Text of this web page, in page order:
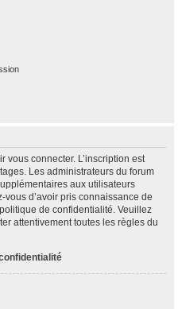
vous connecter. L’inscription est
Les administrateurs du forum
aux utilisateurs
d’avoir pris connaissance de
de confidentialité. Veuillez
attentivement toutes les règles du